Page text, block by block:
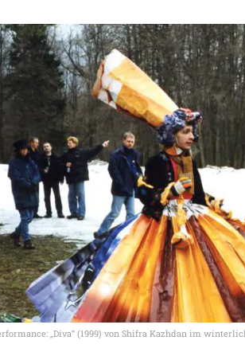
„Diva“ (1999) von Shifra Kazhdan im